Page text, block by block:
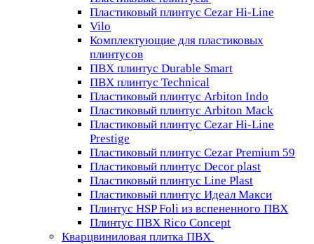
Пластиковый плинтус Cezar Hi-Line
Vilo
Комплектующие для пластиковых
плинтусов
ПВХ плинтус Durable Smart
ПВХ плинтус Technical
Пластиковый плинтус Arbiton Indo
Пластиковый плинтус Arbiton Mack
Пластиковый плинтус Cezar Hi-Line
Prestige
Пластиковый плинтус Cezar Premium 59
Пластиковый плинтус Decor plast
Пластиковый плинтус Line Plast
Пластиковый плинтус Идеал Макси
Плинтус HSP Foli из вспененного ПВХ
Плинтус ПВХ Rico Concept
Кварцвиниловая плитка ПВХ